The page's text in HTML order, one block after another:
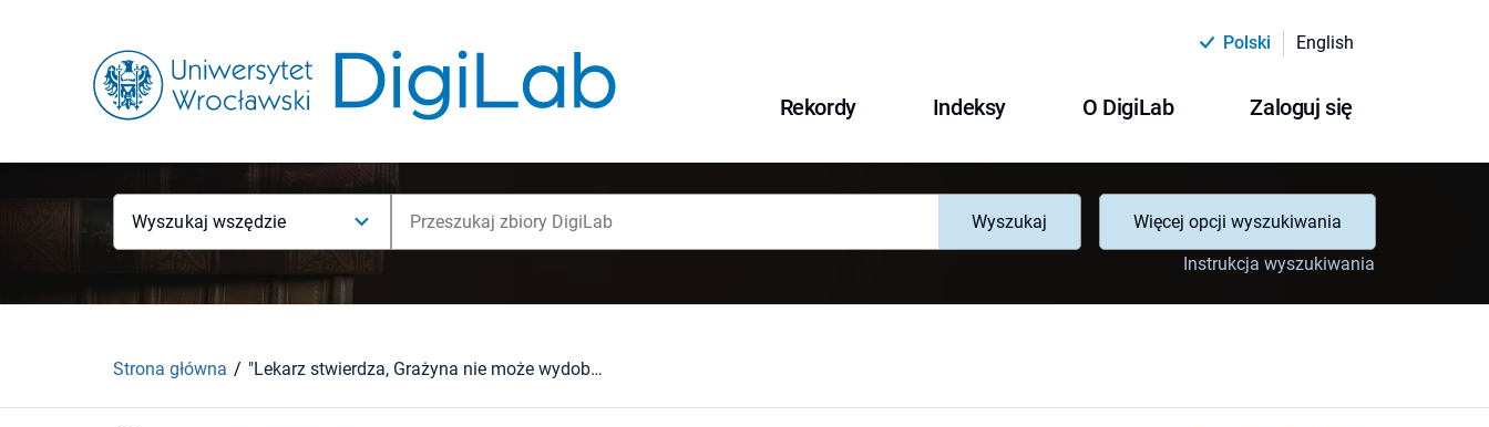
Polski English
Rekordy Indeksy O DigiLab Zaloguj się
Wyszukaj wszędzie Wyszukaj
Więcej opcji wyszukiwania
Instrukcja wyszukiwania
Strona główna "Lekarz stwierdza, Grażyna nie może wydobyć słowa, mama pociesza". Jak w czasopismach kobiecych mówią bohaterki i bohaterowie historii o raku piersi?